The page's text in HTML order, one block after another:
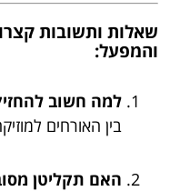
שאלות ותשובות
והמפעל:
למה חשוב
בין האורחים
האם תקליטן